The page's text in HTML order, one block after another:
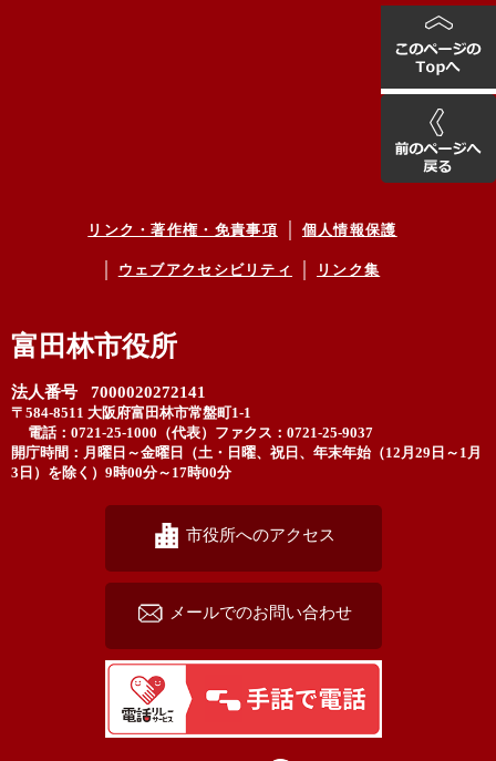
リンク・著作権・免責事項 個人情報保護
ウェブアクセシビリティ リンク集
富田林市役所
法人番号 7000020272141
〒584-8511 大阪府富田林市常盤町1-1
電話：0721-25-1000（代表） ファクス：0721-25-9037
開庁時間：月曜日～金曜日（土・日曜、祝日、年末年始（12月29日～1月
3日）を除く）9時00分～17時00分
市役所へのアクセス
メールでのお問い合わせ